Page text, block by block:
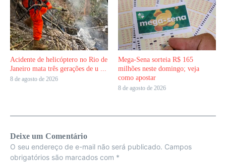
Acidente de helicóptero no Rio de
Janeiro mata três gerações de u ...
8 de agosto de 2026
Mega-Sena sorteia R$ 165
milhões neste domingo; veja
como apostar
8 de agosto de 2026
Deixe um Comentário
O seu endereço de e-mail não será publicado. Campos
obrigatórios são marcados com *